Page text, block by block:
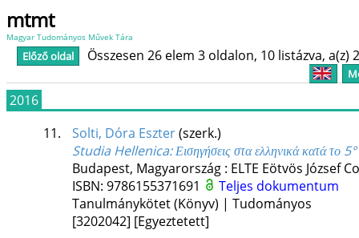
mtmt
Magyar Tudományos Művek Tára
Előző oldal Összesen 26 elem 3 oldalon, 10 listázva, a(z)
2016
11.
Solti, Dóra Eszter(szerk.)
Studia Hellenica: Εισηγήσεις στα ελληνικά κατά το
Budapest, Magyarország : ELTE Eötvös József
ISBN: 9786155371691
Teljes dokumentum
Tanulmánykötet (Könyv) | Tudományos
[3202042] [Egyeztetett]